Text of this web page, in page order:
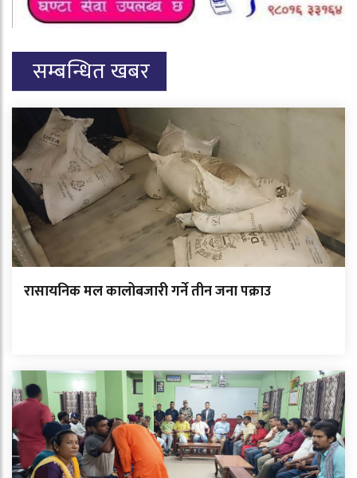
सम्बन्धित खबर
रासायनिक मल कालोबजारी गर्ने तीन जना पक्राउ